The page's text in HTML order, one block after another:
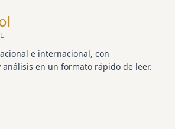
e internacional, con
en un formato rápido de leer.